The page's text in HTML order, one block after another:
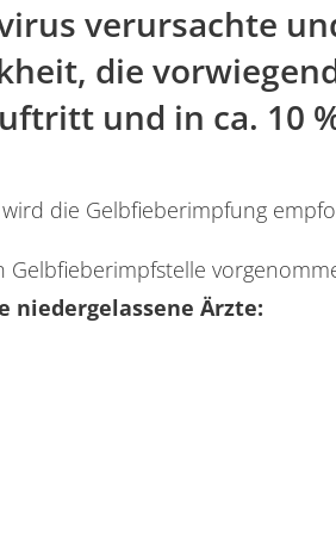
verursachte
die
und in ca. 10
die Gelbfieberimpfung
niedergelassene Ärzte: